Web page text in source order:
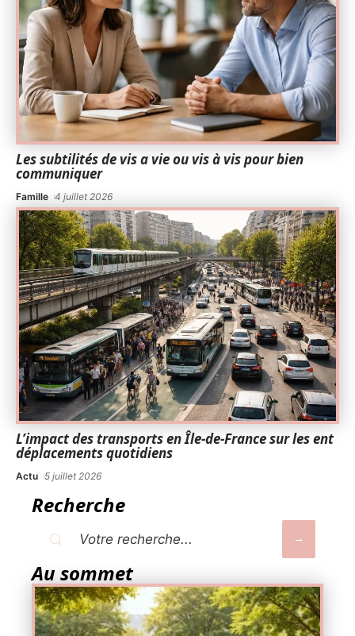
Les subtilités de vis a vie ou vis à vis pour bien
communiquer
Famille 4 juillet 2026
L’impact des transports en Île-de-France sur les ent
déplacements quotidiens
Actu 5 juillet 2026
Recherche
Au sommet